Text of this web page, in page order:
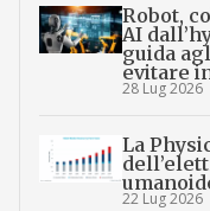
Robot,
AI
guida
evitare
28 Lug 2026
La
22 Lug 2026